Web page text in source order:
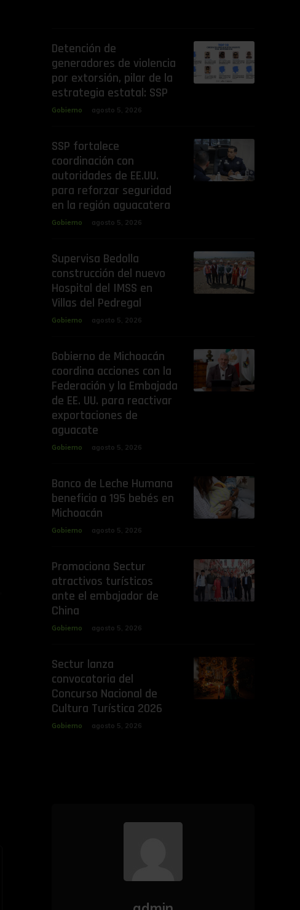
Detención de
generadores de violencia
por extorsión, pilar de la
estrategia estatal: SSP
Gobierno agosto 5, 2026
SSP fortalece
coordinación con
autoridades de EE.UU.
para reforzar seguridad
en la región aguacatera
Gobierno agosto 5, 2026
Supervisa Bedolla
construcción del nuevo
Hospital del IMSS en
Villas del Pedregal
Gobierno agosto 5, 2026
Gobierno de Michoacán
coordina acciones con la
Federación y la Embajada
de EE. UU. para reactivar
exportaciones de
aguacate
Gobierno agosto 5, 2026
Banco de Leche Humana
beneficia a 195 bebés en
Michoacán
Gobierno agosto 5, 2026
Promociona Sectur
atractivos turísticos
ante el embajador de
China
Gobierno agosto 5, 2026
Sectur lanza
convocatoria del
Concurso Nacional de
Cultura Turística 2026
Gobierno agosto 5, 2026